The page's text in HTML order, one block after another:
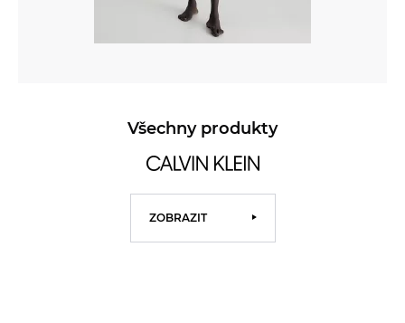
Všechny produkty
ZOBRAZIT